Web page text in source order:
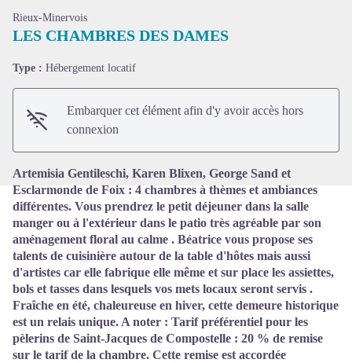
Rieux-Minervois
LES CHAMBRES DES DAMES
Type : Hébergement locatif
Embarquer cet élément afin d'y avoir accès hors
connexion
Artemisia Gentileschi, Karen Blixen, George Sand et
Esclarmonde de Foix : 4 chambres à thèmes et ambiances
différentes. Vous prendrez le petit déjeuner dans la salle
manger ou à l'extérieur dans le patio très agréable par son
aménagement floral au calme . Béatrice vous propose ses
talents de cuisinière autour de la table d'hôtes mais aussi
d'artistes car elle fabrique elle même et sur place les assiettes,
bols et tasses dans lesquels vos mets locaux seront servis .
Fraîche en été, chaleureuse en hiver, cette demeure historique
est un relais unique. A noter : Tarif préférentiel pour les
pèlerins de Saint-Jacques de Compostelle : 20 % de remise
sur le tarif de la chambre. Cette remise est accordée